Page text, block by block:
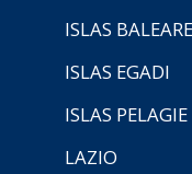
ISLAS
ISLAS EGADI
ISLAS PELAGIE
LAZIO